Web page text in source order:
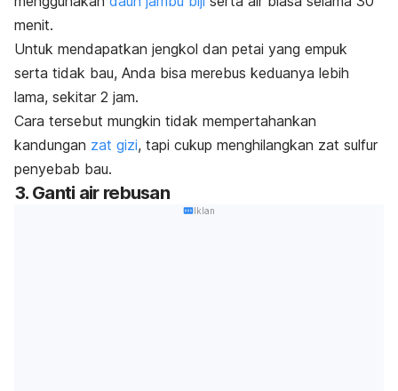
menit.
Untuk mendapatkan jengkol dan petai yang empuk
serta tidak bau, Anda bisa merebus keduanya lebih
lama, sekitar 2 jam.
Cara tersebut mungkin tidak mempertahankan
kandungan zat gizi, tapi cukup menghilangkan zat sulfur
penyebab bau.
3. Ganti air rebusan
Iklan